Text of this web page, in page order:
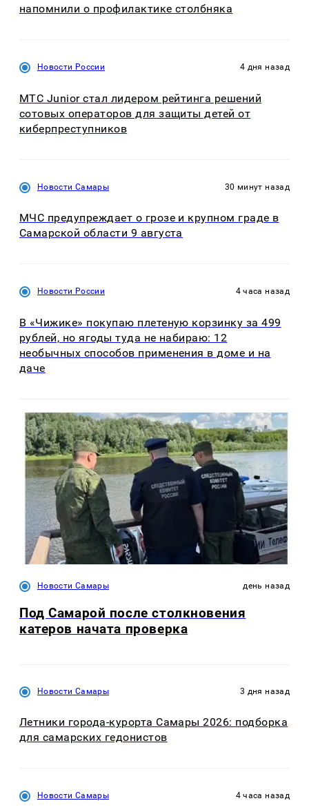
напомнили о профилактике столбняка
Новости России 4 дня назад
МТС Junior стал лидером рейтинга решений
сотовых операторов для защиты детей от
киберпреступников
Новости Самары 30 минут назад
МЧС предупреждает о грозе и крупном граде в
Самарской области 9 августа
Новости России 4 часа назад
В «Чижике» покупаю плетеную корзинку за 499
рублей, но ягоды туда не набираю: 12
необычных способов применения в доме и на
даче
Новости Самары день назад
Под Самарой после столкновения
катеров начата проверка
Новости Самары 3 дня назад
Летники города-курорта Самары 2026: подборка
для самарских гедонистов
Новости Самары 4 часа назад